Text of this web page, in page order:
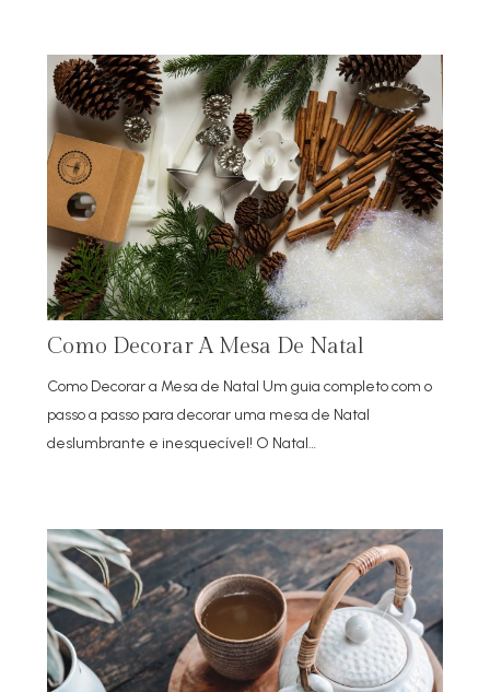
Como Decorar A Mesa De Natal
Como Decorar a Mesa de Natal Um guia completo com o
passo a passo para decorar uma mesa de Natal
deslumbrante e inesquecível! O Natal…